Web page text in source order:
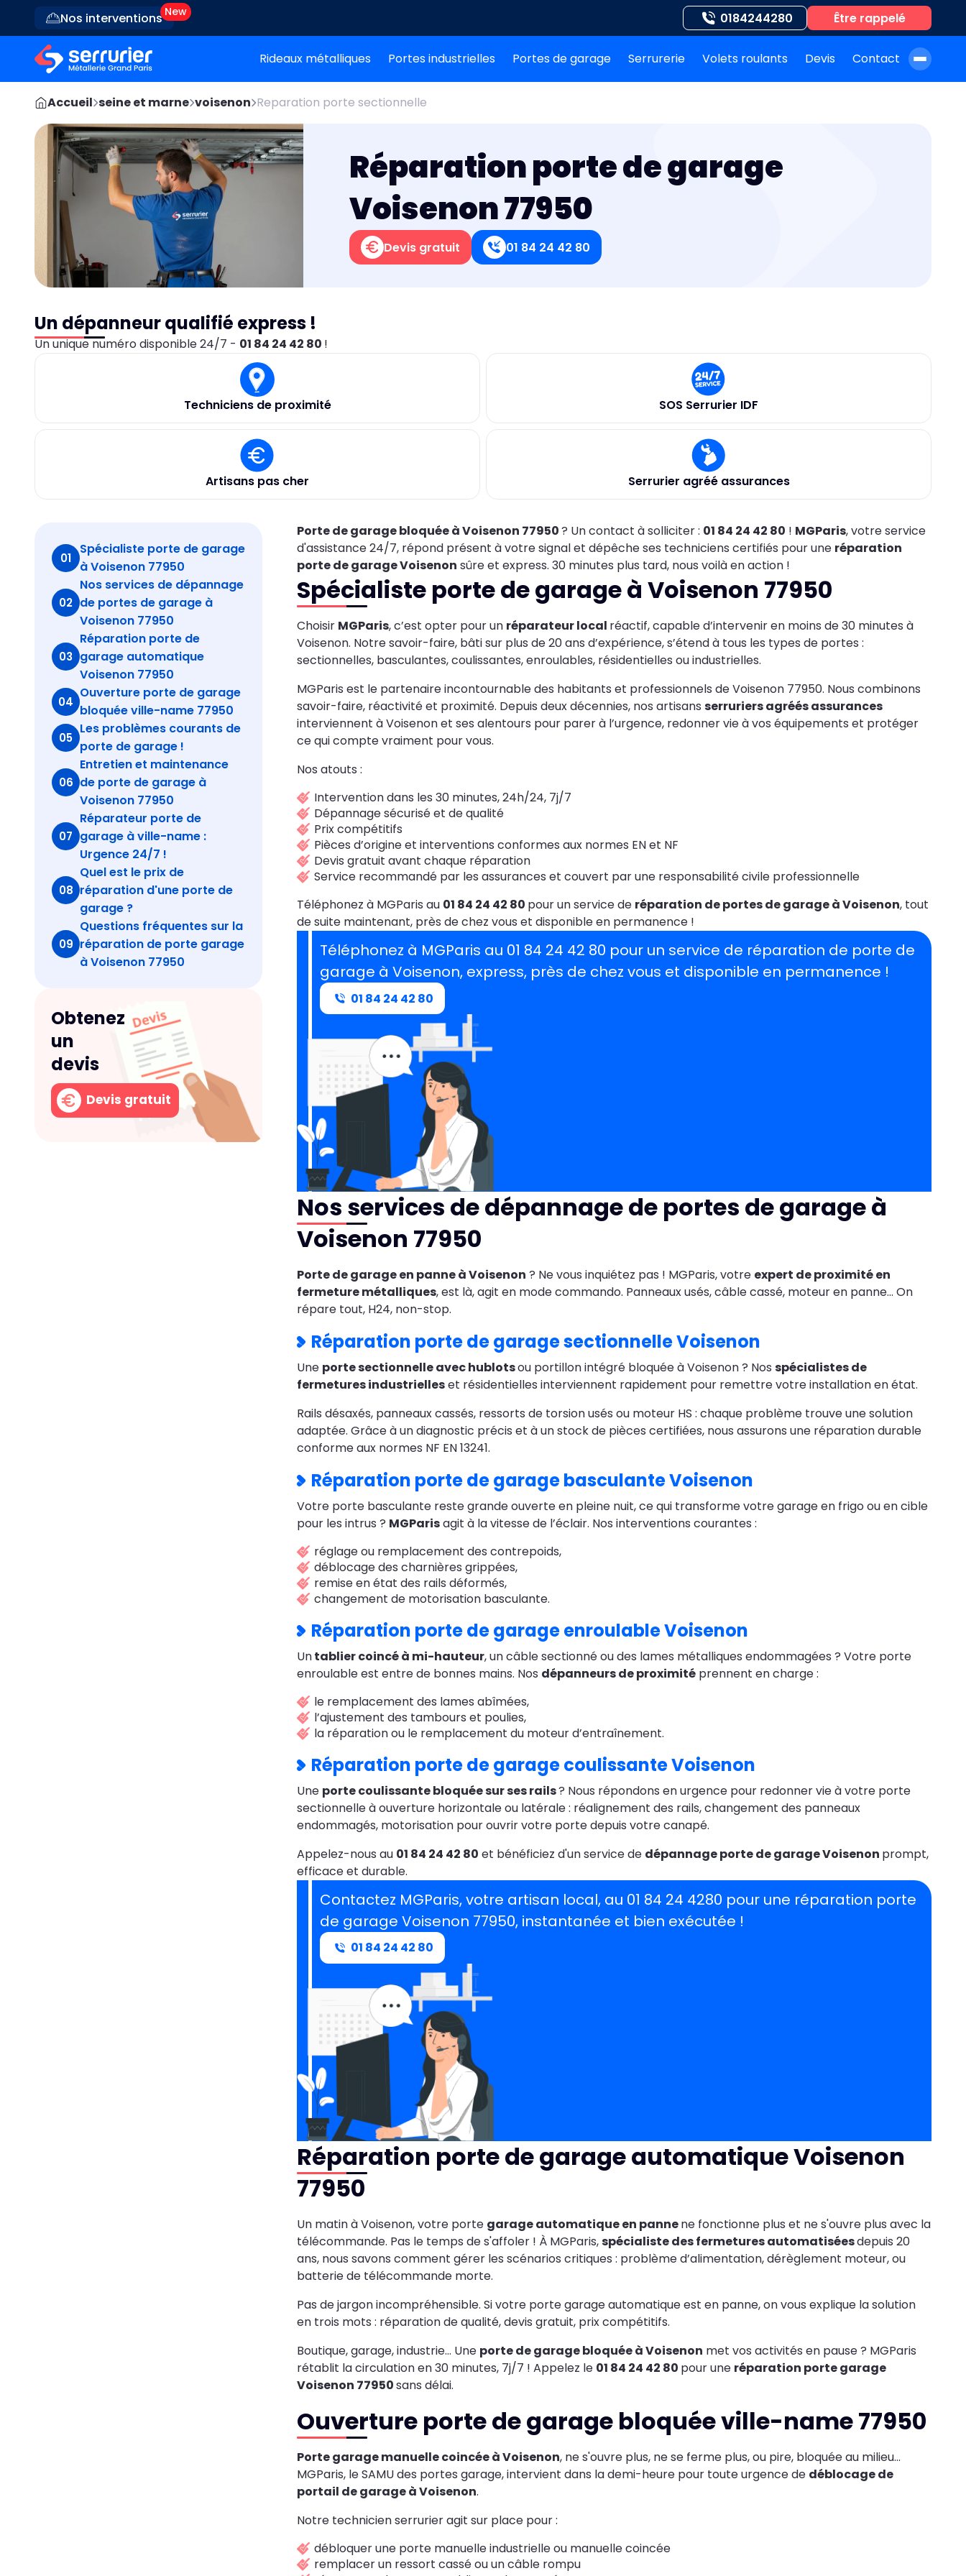
Nos interventions 0184244280 Être rappelé
Rideaux métalliques Portes industrielles Portes de garage Serrurerie Volets roulants Devis Contact
Accueil seine et marne voisenon Reparation porte sectionnelle
Réparation porte de garage
Voisenon 77950
Devis gratuit 01 84 24 42 80
Un dépanneur qualifié express !
Un unique numéro disponible 24/7 - 01 84 24 42 80 !
Techniciens de proximité SOS Serrurier IDF
Artisans pas cher Serrurier agréé assurances
01
Spécialiste porte de garage
à Voisenon 77950
02
Nos services de dépannage
de portes de garage à
Voisenon 77950
03
Réparation porte de
garage automatique
Voisenon 77950
04
Ouverture porte de garage
bloquée ville-name 77950
05
Les problèmes courants de
porte de garage !
06
Entretien et maintenance
de porte de garage à
Voisenon 77950
07
Réparateur porte de
garage à ville-name :
Urgence 24/7 !
08
Quel est le prix de
réparation d'une porte de
garage ?
09
Questions fréquentes sur la
réparation de porte garage
à Voisenon 77950
Obtenez
un
devis
Devis gratuit
Porte de garage bloquée à Voisenon 77950? Un contact à solliciter : 01 84 24 42 80 ! MGParis, votre service
d'assistance 24/7, répond présent à votre signal et dépêche ses techniciens certifiés pour une réparation
porte de garage Voisenon sûre et express. 30 minutes plus tard, nous voilà en action !
Spécialiste porte de garage à Voisenon 77950
Choisir MGParis, c’est opter pour un réparateur local réactif, capable d’intervenir en moins de 30 minutes à
Voisenon. Notre savoir-faire, bâti sur plus de 20 ans d’expérience, s’étend à tous les types de portes :
sectionnelles, basculantes, coulissantes, enroulables, résidentielles ou industrielles.
MGParis est le partenaire incontournable des habitants et professionnels de Voisenon 77950. Nous combinons
savoir-faire, réactivité et proximité. Depuis deux décennies, nos artisans serruriers agréés assurances
interviennent à Voisenon et ses alentours pour parer à l’urgence, redonner vie à vos équipements et protéger
ce qui compte vraiment pour vous.
Nos atouts :
Intervention dans les 30 minutes, 24h/24, 7j/7
Dépannage sécurisé et de qualité
Prix compétitifs
Pièces d’origine et interventions conformes aux normes EN et NF
Devis gratuit avant chaque réparation
Service recommandé par les assurances et couvert par une responsabilité civile professionnelle
Téléphonez à MGParis au 01 84 24 42 80 pour un service de réparation de portes de garage à Voisenon, tout
de suite maintenant, près de chez vous et disponible en permanence !
Téléphonez à MGParis au 01 84 24 42 80 pour un service de réparation de porte de
garage à Voisenon, express, près de chez vous et disponible en permanence !
01 84 24 42 80
Nos services de dépannage de portes de garage à
Voisenon 77950
Porte de garage en panne à Voisenon ? Ne vous inquiétez pas ! MGParis, votre expert de proximité en
fermeture métalliques, est là, agit en mode commando. Panneaux usés, câble cassé, moteur en panne… On
répare tout, H24, non-stop.
Réparation porte de garage sectionnelle Voisenon
Une porte sectionnelle avec hublotsou portillon intégré bloquée à Voisenon ? Nos spécialistes de
fermetures industrielleset résidentielles interviennent rapidement pour remettre votre installation en état.
Rails désaxés, panneaux cassés, ressorts de torsion usés ou moteur HS : chaque problème trouve une solution
adaptée. Grâce à un diagnostic précis et à un stock de pièces certifiées, nous assurons une réparation durable
conforme aux normes NF EN 13241.
Réparation porte de garage basculante Voisenon
Votre porte basculante reste grande ouverte en pleine nuit, ce qui transforme votre garage en frigo ou en cible
pour les intrus ? MGParisagit à la vitesse de l’éclair. Nos interventions courantes :
réglage ou remplacement des contrepoids,
déblocage des charnières grippées,
remise en état des rails déformés,
changement de motorisation basculante.
Réparation porte de garage enroulable Voisenon
Untablier coincé à mi-hauteur, un câble sectionné ou des lames métalliques endommagées ? Votre porte
enroulable est entre de bonnes mains. Nos dépanneurs de proximité prennent en charge :
le remplacement des lames abîmées,
l’ajustement des tambours et poulies,
la réparation ou le remplacement du moteur d’entraînement.
Réparation porte de garage coulissante Voisenon
Une porte coulissante bloquée sur ses rails? Nous répondons en urgence pour redonner vie à votre porte
sectionnelle à ouverture horizontale ou latérale : réalignement des rails, changement des panneaux
endommagés, motorisation pour ouvrir votre porte depuis votre canapé.
Appelez-nous au 01 84 24 42 80 et bénéficiez d'un service de dépannage porte de garage Voisenon prompt,
efficace et durable.
Contactez MGParis, votre artisan local, au 01 84 24 4280 pour une réparation porte
de garage Voisenon 77950, instantanée et bien exécutée !
01 84 24 42 80
Réparation porte de garage automatique Voisenon
77950
Un matin à Voisenon, votre porte garage automatique en pannene fonctionne plus et ne s'ouvre plus avec la
télécommande. Pas le temps de s'affoler ! À MGParis,spécialiste des fermetures automatiséesdepuis 20
ans, nous savons comment gérer les scénarios critiques : problème d’alimentation, dérèglement moteur, ou
batterie de télécommande morte.
Pas de jargon incompréhensible. Si votre porte garage automatique est en panne, on vous explique la solution
en trois mots : réparation de qualité, devis gratuit, prix compétitifs.
Boutique, garage, industrie… Une porte de garage bloquée à Voisenon met vos activités en pause ? MGParis
rétablit la circulation en 30 minutes, 7j/7 ! Appelez le 01 84 24 42 80 pour une réparation porte garage
Voisenon 77950sans délai.
Ouverture porte de garage bloquée ville-name 77950
Porte garage manuelle coincée à Voisenon, ne s'ouvre plus, ne se ferme plus, ou pire, bloquée au milieu...
MGParis, le SAMU des portes garage, intervient dans la demi-heure pour toute urgence de déblocage de
portail de garage à Voisenon.
Notre technicien serrurier agit sur place pour :
débloquer une porte manuelle industrielle ou manuelle coincée
remplacer un ressort cassé ou un câble rompu